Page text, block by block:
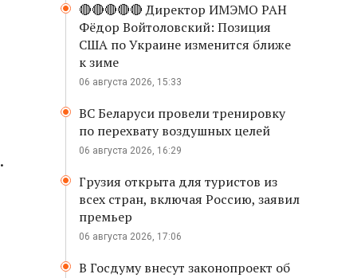
🔴🔴🔴🔴🔴 Директор ИМЭМО РАН
Фёдор Войтоловский: Позиция
США по Украине изменится ближе
к зиме
06 августа 2026, 15:33
ВС Беларуси провели тренировку
по перехвату воздушных целей
06 августа 2026, 16:29
Грузия открыта для туристов из
всех стран, включая Россию, заявил
премьер
06 августа 2026, 17:06
В Госдуму внесут законопроект об